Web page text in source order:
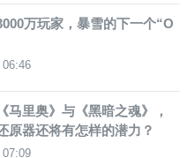
万玩家，暴雪的下一个“O
06:46
马里奥》与《黑暗之魂》，
原器还将有怎样的潜力？
07:09